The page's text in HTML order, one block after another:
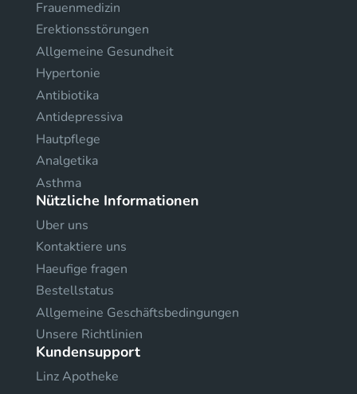
Frauenmedizin
Erektionsstörungen
Allgemeine Gesundheit
Hypertonie
Antibiotika
Antidepressiva
Hautpflege
Analgetika
Asthma
Nützliche Informationen
Uber uns
Kontaktiere uns
Haeufige fragen
Bestellstatus
Allgemeine Geschäftsbedingungen
Unsere Richtlinien
Kundensupport
Linz Apotheke